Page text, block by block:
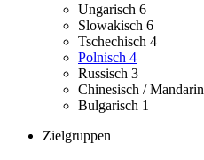
Ungarisch 6
Slowakisch 6
Tschechisch 4
Polnisch 4
Russisch 3
Chinesisch / Mandarin
Bulgarisch 1
Zielgruppen